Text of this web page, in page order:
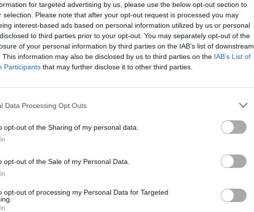
for targeted advertising by us, please use the below opt-out section to
selection. Please note that after your opt-out request is processed you may
interest-based ads based on personal information utilized by us or personal
to third parties prior to your opt-out. You may separately opt-out of the
of your personal information by third parties on the IAB’s list of downstream
This information may also be disclosed by us to third parties on the IAB’s List of
Participants that may further disclose it to other third parties.
Data Processing Opt Outs
opt-out of the Sharing of my personal data.
opt-out of the Sale of my Personal Data.
opt-out of processing my Personal Data for Targeted
tharje në brendësi të hundës, duke rezultuar në
shkakton gjakderdhje. Përdorni një lagështues dhe pini
albeu.com
paraqiteni tek mjeku
Në shumicën e rasteve gjakrrjedhja nga